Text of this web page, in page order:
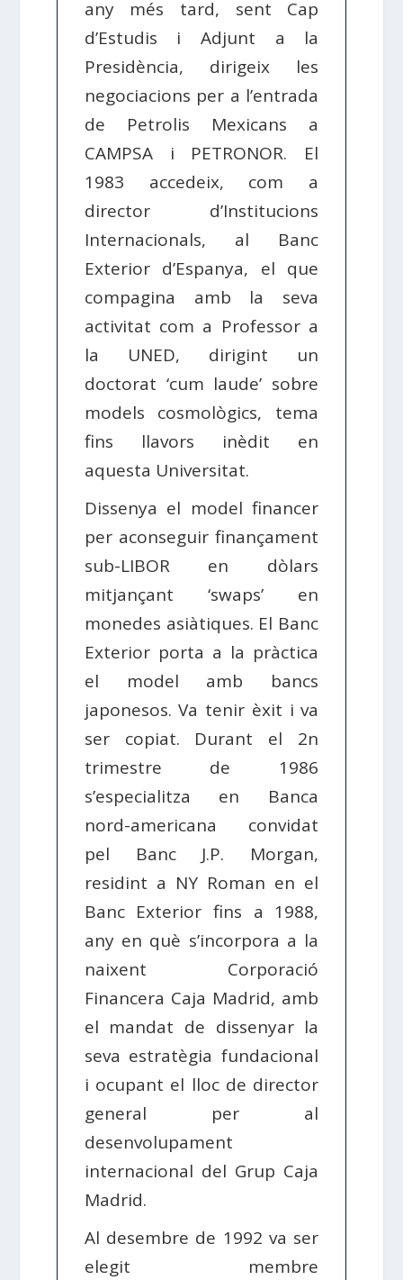
any més tard, sent Cap
d’Estudis i Adjunt a la
Presidència, dirigeix les
negociacions per a l’entrada
de Petrolis Mexicans a
CAMPSA i PETRONOR. El
1983 accedeix, com a
director d’Institucions
Internacionals, al Banc
Exterior d’Espanya, el que
compagina amb la seva
activitat com a Professor a
la UNED, dirigint un
doctorat ‘cum laude’ sobre
models cosmològics, tema
fins llavors inèdit en
aquesta Universitat.
Dissenya el model financer
per aconseguir finançament
sub-LIBOR en dòlars
mitjançant ‘swaps’ en
monedes asiàtiques. El Banc
Exterior porta a la pràctica
el model amb bancs
japonesos. Va tenir èxit i va
ser copiat. Durant el 2n
trimestre de 1986
s’especialitza en Banca
nord-americana convidat
pel Banc J.P. Morgan,
residint a NY Roman en el
Banc Exterior fins a 1988,
any en què s’incorpora a la
naixent Corporació
Financera Caja Madrid, amb
el mandat de dissenyar la
seva estratègia fundacional
i ocupant el lloc de director
general per al
desenvolupament
internacional del Grup Caja
Madrid.
Al desembre de 1992 va ser
elegit membre